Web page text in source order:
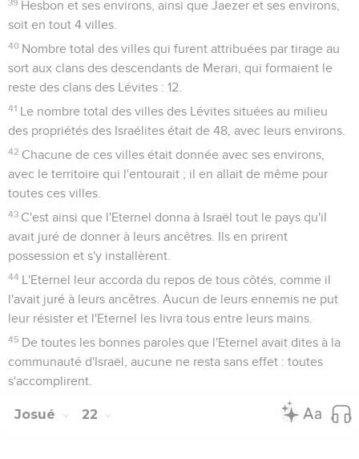
39 Hesbon et ses environs, ainsi que Jaezer et ses environs,
soit en tout 4 villes.
40 Nombre total des villes qui furent attribuées par tirage au
sort aux clans des descendants de Merari, qui formaient le
reste des clans des Lévites : 12.
41 Le nombre total des villes des Lévites situées au milieu
des propriétés des Israélites était de 48, avec leurs environs.
42 Chacune de ces villes était donnée avec ses environs,
avec le territoire qui l'entourait ; il en allait de même pour
toutes ces villes.
43 C'est ainsi que l'Eternel donna à Israël tout le pays qu'il
avait juré de donner à leurs ancêtres. Ils en prirent
possession et s'y installèrent.
44 L'Eternel leur accorda du repos de tous côtés, comme il
l'avait juré à leurs ancêtres. Aucun de leurs ennemis ne put
leur résister et l'Eternel les livra tous entre leurs mains.
45 De toutes les bonnes paroles que l'Eternel avait dites à la
communauté d'Israël, aucune ne resta sans effet : toutes
s'accomplirent.
Josué 22